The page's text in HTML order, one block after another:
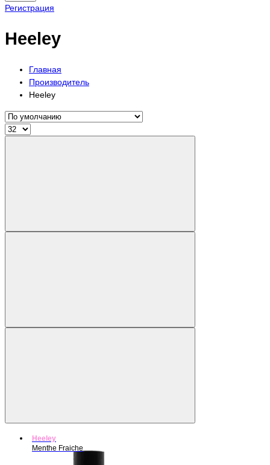
Регистрация
Heeley
Главная
Производитель
Heeley
Heeley
Menthe Fraiche